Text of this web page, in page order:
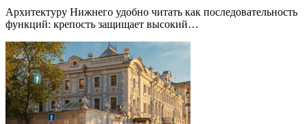
Архитектуру Нижнего удобно читать как последовательность
функций: крепость защищает высокий…